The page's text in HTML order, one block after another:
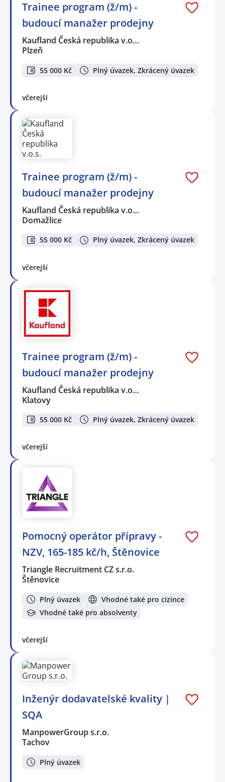
Trainee program (ž/m) -
budoucí manažer prodejny
Kaufland Česká republika v.o…
Plzeň
55 000 Kč Plný úvazek, Zkrácený úvazek
včerejší
Trainee program (ž/m) -
budoucí manažer prodejny
Kaufland Česká republika v.o…
Domažlice
55 000 Kč Plný úvazek, Zkrácený úvazek
včerejší
Trainee program (ž/m) -
budoucí manažer prodejny
Kaufland Česká republika v.o…
Klatovy
55 000 Kč Plný úvazek, Zkrácený úvazek
včerejší
Pomocný operátor přípravy -
NZV, 165-185 kč/h, Štěnovice
Triangle Recruitment CZ s.r.o.
Štěnovice
Plný úvazek
Vhodné také pro cizince
Vhodné také pro absolventy
včerejší
Inženýr dodavatelské kvality |
SQA
ManpowerGroup s.r.o.
Tachov
Plný úvazek